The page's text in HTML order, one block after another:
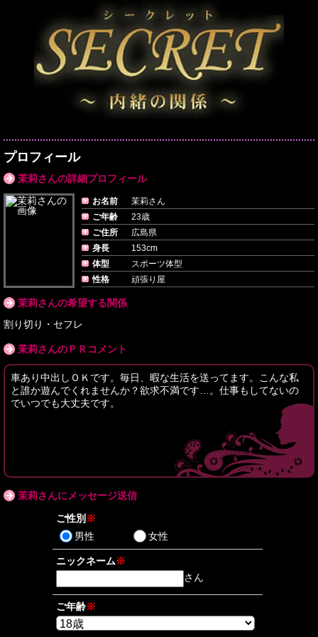
プロフィール
茉莉さんの詳細プロフィール
お名前
茉莉さん
ご年齢
23歳
ご住所
広島県
身長
153cm
体型
スポーツ体型
性格
頑張り屋
茉莉さんの希望する関係
割り切り・セフレ
茉莉さんのＰＲコメント
車あり中出しＯＫです。毎日、暇な生活を送ってます。こんな私
と誰か遊んでくれませんか？欲求不満です…。仕事もしてないの
でいつでも大丈夫です。
茉莉さんにメッセージ送信